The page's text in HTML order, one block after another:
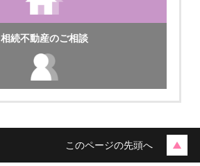
相続不動産のご相談
このページの先頭へ